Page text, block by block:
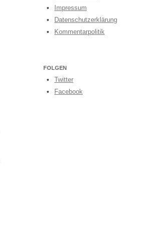
Impressum
Datenschutzerklärung
Kommentarpolitik
FOLGEN
Twitter
Facebook